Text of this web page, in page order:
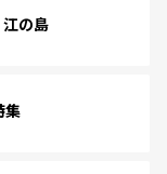
の島
集